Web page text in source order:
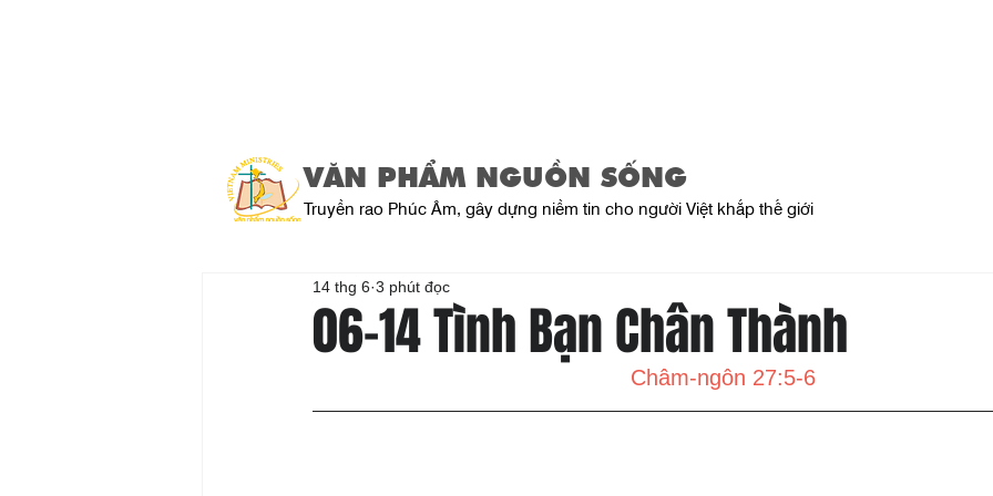
VĂN PHẨM NGUỒN SỐNG
Truyền rao Phúc Âm, gây dựng niềm tin cho người Việt khắp thế giới
06-14 Tình Bạn Chân Thành
14 thg 6 3 phút đọc
Châm-ngôn 27:5-6